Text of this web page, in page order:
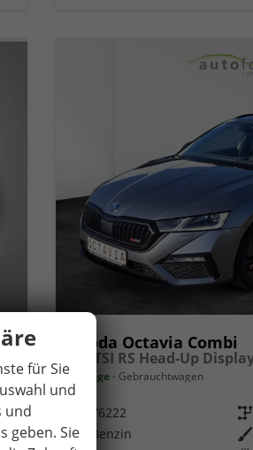
Skoda Octavia Combi
14 Tage Gebrauchtwagen
76222 Getriebe
Kraftstoff
Benzin Außenfarbe
für Sie
und
und
geben. Sie